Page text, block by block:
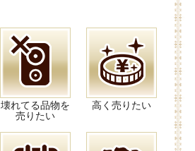
壊れてる品物を
売りたい
高く売りたい